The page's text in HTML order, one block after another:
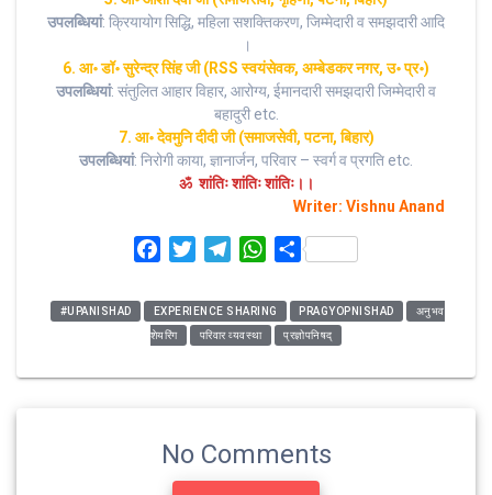
उपलब्धियां: क्रियायोग सिद्धि, महिला सशक्तिकरण, जिम्मेदारी व समझदारी आदि
।
6. आ॰ डॉ॰ सुरेन्द्र सिंह जी (RSS स्वयंसेवक, अम्बेडकर नगर, उ॰ प्र॰)
उपलब्धियां: संतुलित आहार विहार, आरोग्य, ईमानदारी समझदारी जिम्मेदारी व
बहादुरी etc.
7. आ॰ देवमुनि दीदी जी (समाजसेवी, पटना, बिहार)
उपलब्धियां: निरोगी काया, ज्ञानार्जन, परिवार – स्वर्ग व प्रगति etc.
ॐ शांतिः शांतिः शांतिः।।
Writer: Vishnu Anand
c
e
o
i
t
e
l
e
r
W
a
t
A
S
a
r
#UPANISHAD EXPERIENCE SHARING PRAGYOPNISHAD
अनुभव
शेयरिंग
परिवार व्यवस्था प्रज्ञोपनिषद्
No Comments